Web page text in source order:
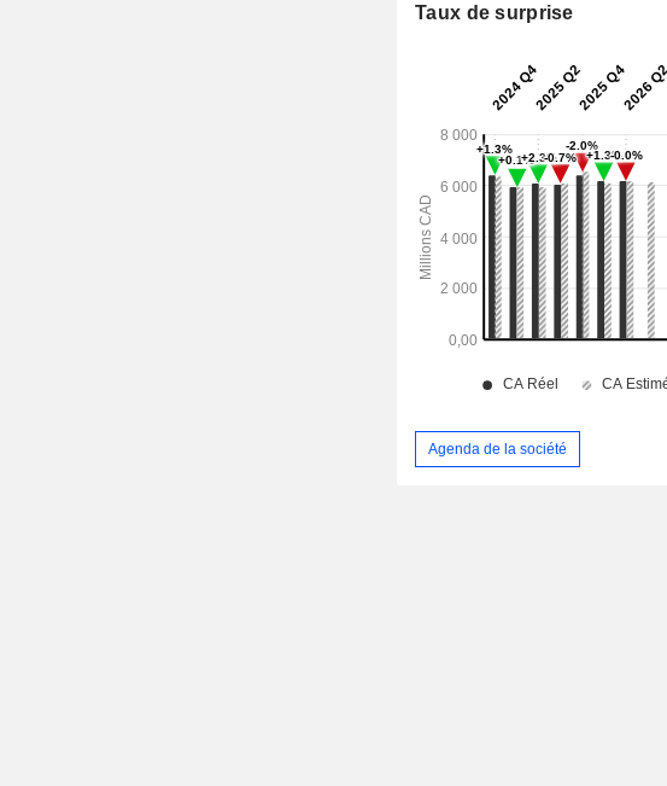
Taux de surprise
Agenda de la société